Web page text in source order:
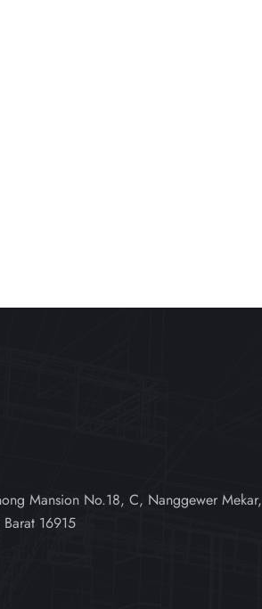
Mansion No.18, C, Nanggewer Mekar,
16915